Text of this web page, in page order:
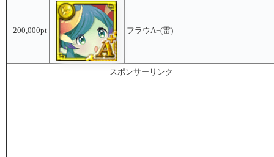
200,000pt フラウA+(雷)
スポンサーリンク